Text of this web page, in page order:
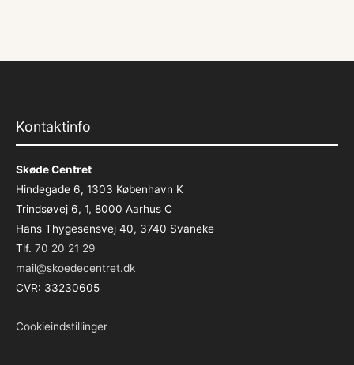
Kontaktinfo
Skøde Centret
Hindegade 6, 1303 København K
Trindsøvej 6, 1, 8000 Aarhus C
Hans Thygesensvej 40, 3740 Svaneke
Tlf. 70 20 21 29
mail@skoedecentret.dk
CVR: 33230605
Cookieindstillinger